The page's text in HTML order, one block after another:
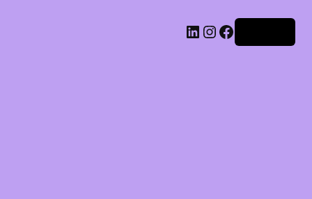
LinkedIn
Instagram
Facebook